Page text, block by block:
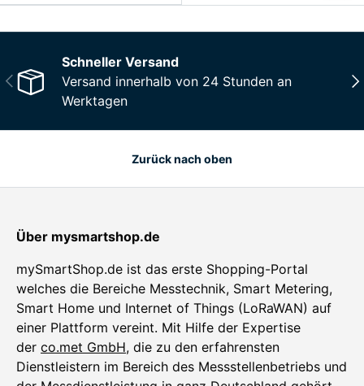
Vorherige
Schneller Versand
Versand innerhalb von 24 Stunden an
Werktagen
Zurück nach oben
Über mysmartshop.de
mySmartShop.de ist das erste Shopping-Portal
welches die Bereiche Messtechnik, Smart Metering,
Smart Home und Internet of Things (LoRaWAN) auf
einer Plattform vereint. Mit Hilfe der Expertise
der co.met GmbH, die zu den erfahrensten
Dienstleistern im Bereich des Messstellenbetriebs und